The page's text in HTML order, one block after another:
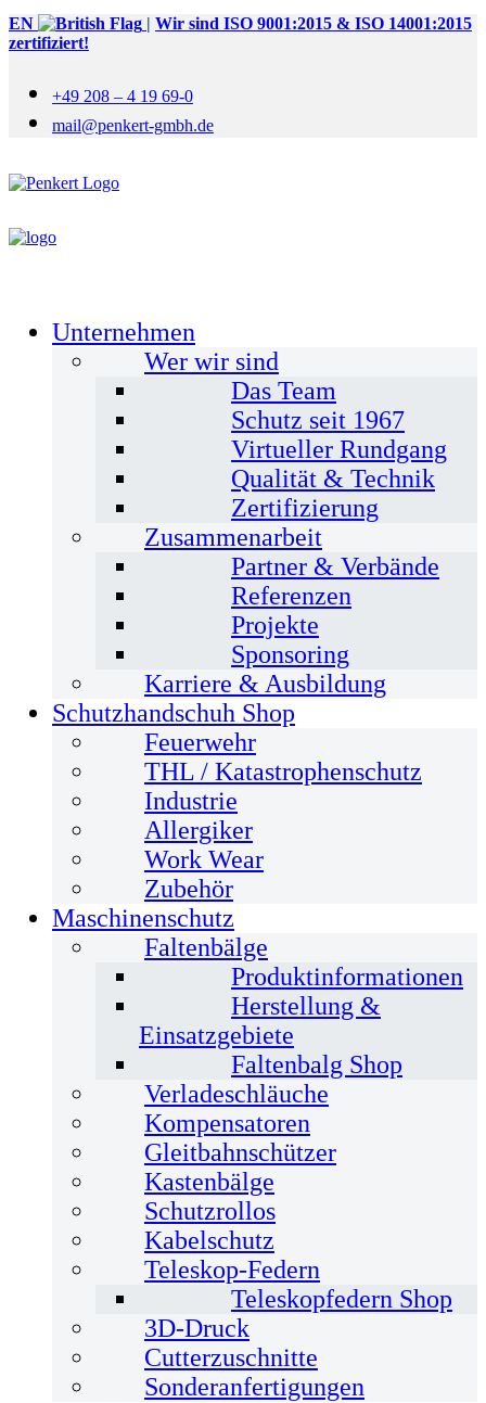
EN | Wir sind ISO 9001:2015 & ISO 14001:2015
zertifiziert!
+49 208 – 4 19 69-0
mail@penkert-gmbh.de
Unternehmen
Wer wir sind
Das Team
Schutz seit 1967
Virtueller Rundgang
Qualität & Technik
Zertifizierung
Zusammenarbeit
Partner & Verbände
Referenzen
Projekte
Sponsoring
Karriere & Ausbildung
Schutzhandschuh Shop
Feuerwehr
THL / Katastrophenschutz
Industrie
Allergiker
Work Wear
Zubehör
Maschinenschutz
Faltenbälge
Produktinformationen
Herstellung &
Einsatzgebiete
Faltenbalg Shop
Verladeschläuche
Kompensatoren
Gleitbahnschützer
Kastenbälge
Schutzrollos
Kabelschutz
Teleskop-Federn
Teleskopfedern Shop
3D-Druck
Cutterzuschnitte
Sonderanfertigungen